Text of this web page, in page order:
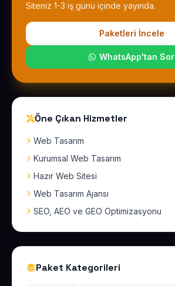
Siteniz 1-3 iş günü içinde yayında.
Paketleri İncele
WhatsApp'tan Sor
Öne Çıkan Hizmetler
Web Tasarım
Kurumsal Web Tasarım
Hazır Web Sitesi
Web Tasarım Ajansı
SEO, AEO ve GEO Optimizasyonu
Paket Kategorileri